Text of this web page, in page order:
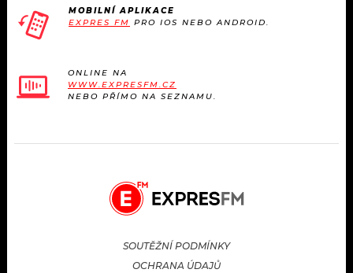
TRENDY
KULTURA
JAK NALADITMOBILNÍ APLIKACE
EXPRES FM PRO IOS NEBO ANDROID.
ONLINE NA
WWW.EXPRESFM.CZ
NEBO PŘÍMO NA SEZNAMU.
SOUTĚŽNÍ PODMÍNKY
OCHRANA ÚDAJŮ